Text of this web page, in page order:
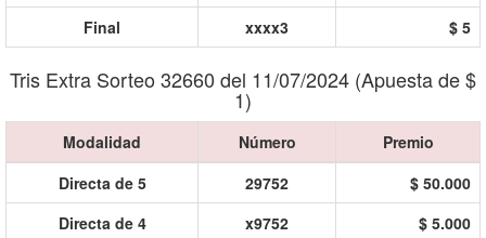
Final
xxxx3 $ 5
Tris Extra Sorteo 32660 del 11/07/2024 (Apuesta de $
1)
Modalidad Número
Premio
Directa de 5
29752
$ 50.000
Directa de 4
x9752
$ 5.000